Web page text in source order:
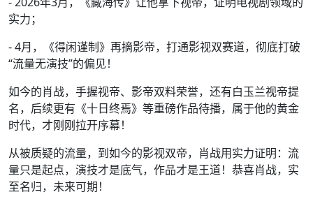
实力；
- 4月，《得闲谨制》再摘影帝，打通影视双赛道，彻底打破
“流量无演技”的偏见！
如今的肖战，手握视帝、影帝双料荣誉，还有白玉兰视帝提
名，后续更有《十日终焉》等重磅作品待播，属于他的黄金
时代，才刚刚拉开序幕！
从被质疑的流量，到如今的影视双帝，肖战用实力证明：流
量只是起点，演技才是底气，作品才是王道！恭喜肖战，实
至名归，未来可期！